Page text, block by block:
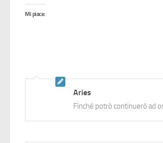
Mi piace:
Aries
Finché potrò continuerò ad